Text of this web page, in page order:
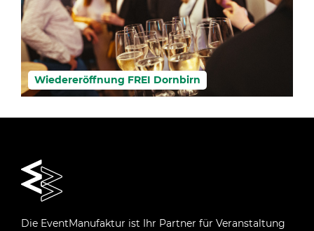
Wiedereröffnung FREI Dornbirn
Die EventManufaktur ist Ihr Partner für Veranstaltung